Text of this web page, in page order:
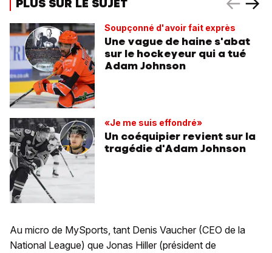
PLUS SUR LE SUJET
Soupçonné d'avoir fait exprès
Une vague de haine s'abat
sur le hockeyeur qui a tué
Adam Johnson
«Je me suis effondré»
Un coéquipier revient sur la
tragédie d'Adam Johnson
Au micro de MySports, tant Denis Vaucher (CEO de la
National League) que Jonas Hiller (président de